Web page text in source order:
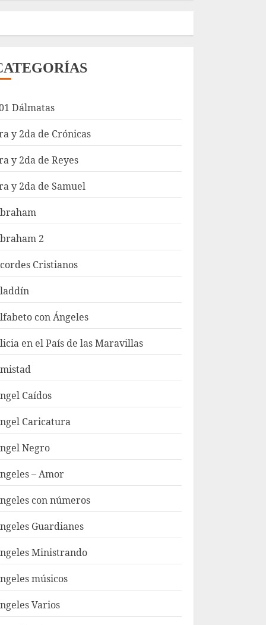
Dálmatas
y 2da de Crónicas
y 2da de Reyes
y 2da de Samuel
2
Cristianos
con Ángeles
en el País de las Maravillas
Caídos
Caricatura
Negro
– Amor
con números
Guardianes
Ministrando
músicos
Varios